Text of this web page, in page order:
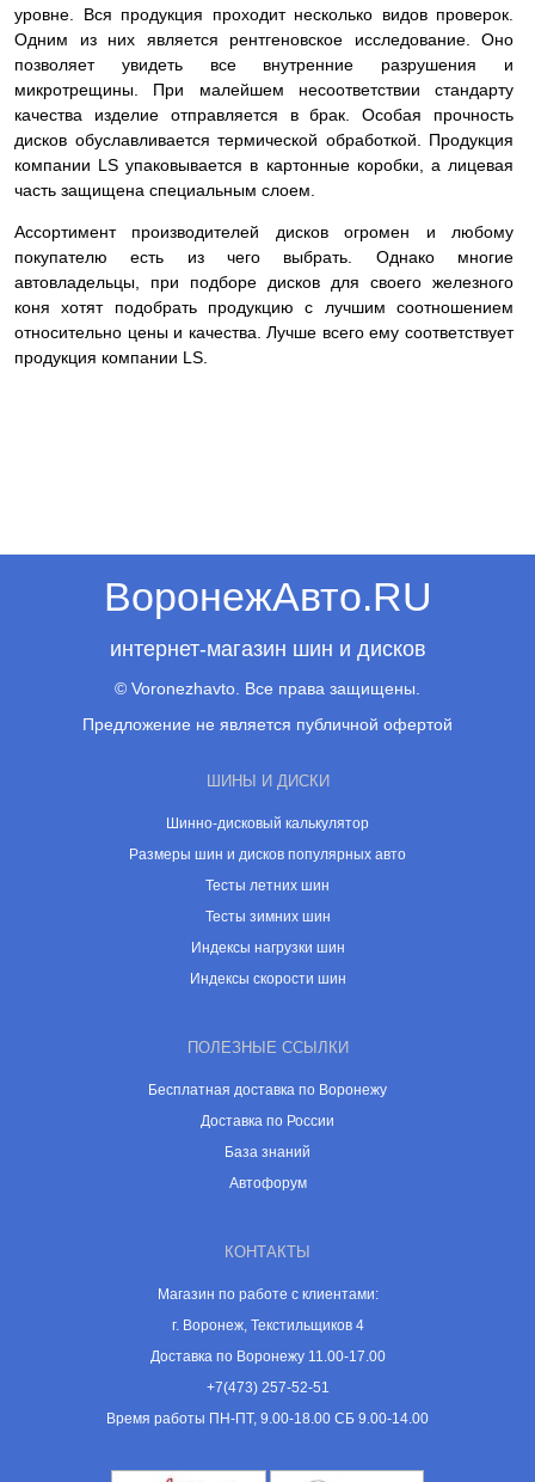
уровне. Вся продукция проходит несколько видов проверок.
Одним из них является рентгеновское исследование. Оно
позволяет увидеть все внутренние разрушения и
микротрещины. При малейшем несоответствии стандарту
качества изделие отправляется в брак. Особая прочность
дисков обуславливается термической обработкой. Продукция
компании LS упаковывается в картонные коробки, а лицевая
часть защищена специальным слоем.
Ассортимент производителей дисков огромен и любому
покупателю есть из чего выбрать. Однако многие
автовладельцы, при подборе дисков для своего железного
коня хотят подобрать продукцию с лучшим соотношением
относительно цены и качества. Лучше всего ему соответствует
продукция компании LS.
ВоронежАвто.RU
интернет-магазин шин и дисков
© Voronezhavto. Все права защищены.
Предложение не является публичной офертой
ШИНЫ И ДИСКИ
Шинно-дисковый калькулятор
Размеры шин и дисков популярных авто
Тесты летних шин
Тесты зимних шин
Индексы нагрузки шин
Индексы скорости шин
ПОЛЕЗНЫЕ ССЫЛКИ
Бесплатная доставка по Воронежу
Доставка по России
База знаний
Автофорум
КОНТАКТЫ
Магазин по работе с клиентами:
г. Воронеж, Текстильщиков 4
Доставка по Воронежу 11.00-17.00
+7(473) 257-52-51
Время работы ПН-ПТ, 9.00-18.00 СБ 9.00-14.00